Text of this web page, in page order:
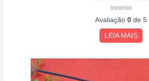
Incenso
Avaliação0 de 5
LEIA MAIS